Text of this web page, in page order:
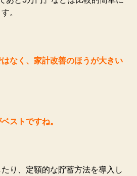
。
なく、家計改善のほうが大きい
ストですね。
り、定額的な貯蓄方法を導入し